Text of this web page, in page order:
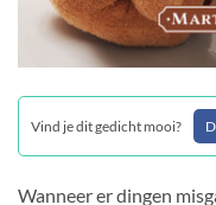
Vind je dit gedicht mooi?
Wanneer er dingen